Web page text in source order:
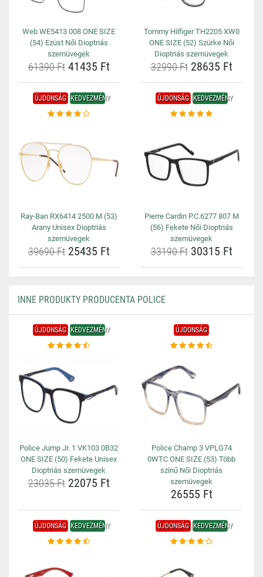
Web WE5413 008 ONE SIZE
(54) Ezüst Női Dioptriás
szemüvegek
61390 Ft41435 Ft
Tommy Hilfiger TH2205 XW0
ONE SIZE (52) Szürke Női
Dioptriás szemüvegek
32990 Ft28635 Ft
ÚJDONSÁG KEDVEZMÉNY
Ray-Ban RX6414 2500 M (53)
Arany Unisex Dioptriás
szemüvegek
39690 Ft25435 Ft
ÚJDONSÁG KEDVEZMÉNY
Pierre Cardin P.C.6277 807 M
(56) Fekete Női Dioptriás
szemüvegek
33190 Ft30315 Ft
INNE PRODUKTY PRODUCENTA POLICE
ÚJDONSÁG KEDVEZMÉNY
Police Jump Jr. 1 VK103 0B32
ONE SIZE (50) Fekete Unisex
Dioptriás szemüvegek
23035 Ft22075 Ft
ÚJDONSÁG
Police Champ 3 VPLG74
0WTC ONE SIZE (53) Több
színű Női Dioptriás
szemüvegek
26555 Ft
ÚJDONSÁG KEDVEZMÉNY ÚJDONSÁG KEDVEZMÉNY